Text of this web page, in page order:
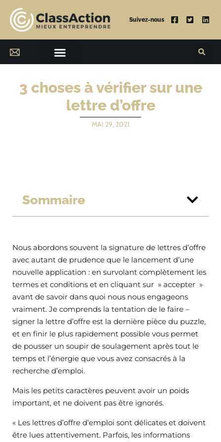
Suivez-nous
3 choses à vérifier sur une
lettre d’offre
MAI 29, 2021
Sommaire
Nous abordons souvent la signature de lettres d’offre
avec autant de prudence que le lancement d’une
nouvelle application : en survolant complètement les
termes et conditions et en cliquant sur » accepter »
avant de savoir dans quoi nous nous engageons
vraiment. Je comprends la tentation de le faire –
signer la lettre d’offre est la dernière pièce du puzzle,
et en finir le plus rapidement possible vous permet
de pousser un soupir de soulagement après tout le
temps et l’énergie que vous avez consacrés à la
recherche d’emploi.
Mais les petits caractères peuvent avoir un poids
important, et ne doivent pas être ignorés.
« Les lettres d’offre d’emploi sont délicates et doivent
être lues attentivement. Parfois, les informations